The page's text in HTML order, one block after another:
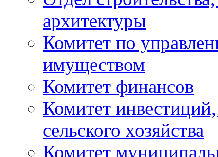
архитектуры
Комитет по
имуществом
Комитет финансов
Комитет
сельского хозяйства
Комитет